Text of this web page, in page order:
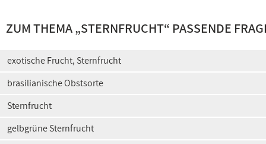
ZUM THEMA „STERNFRUCHT“ PASSENDE
exotische Frucht, Sternfrucht
brasilianische Obstsorte
Sternfrucht
gelbgrüne Sternfrucht